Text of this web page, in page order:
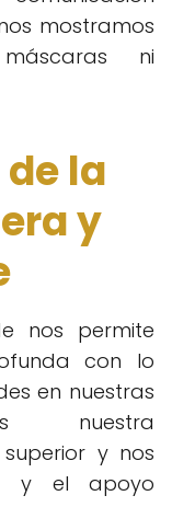
mostramos
ni
la
y
nos permite
con lo
en nuestras
nuestra
y nos
y el apoyo